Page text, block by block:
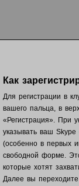
Как
Для регистрации в
вашего пальца, в
«Регистрация». При
указывать ваш
(особенно в первых
свободной форме.
которые хотят
Далее вы